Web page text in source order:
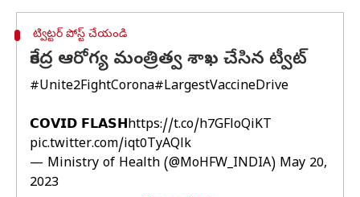
ట్విట్టర్ పోస్ట్ చేయండి
కేంద్ర ఆరోగ్య మంత్రిత్వ శాఖ చేసిన ట్వీట్
#Unite2FightCorona#LargestVaccineDrive
𝗖𝗢𝗩𝗜𝗗 𝗙𝗟𝗔𝗦𝗛https://t.co/h7GFloQiKT
pic.twitter.com/iqt0TyAQlk
— Ministry of Health (@MoHFW_INDIA) May 20,
2023